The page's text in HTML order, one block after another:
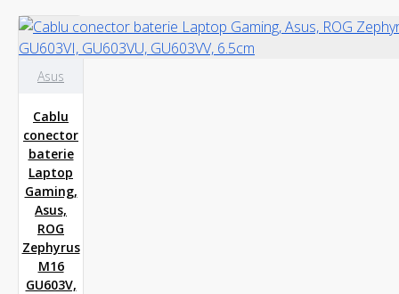
Asus
Cablu
conector
baterie
Laptop
Gaming,
Asus,
ROG
Zephyrus
M16
GU603V,